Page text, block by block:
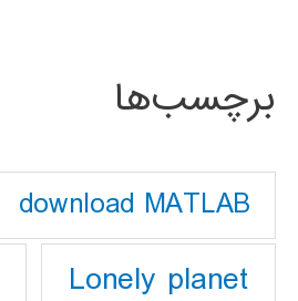
برچسب‌ها
download MATLAB
Lonely planet